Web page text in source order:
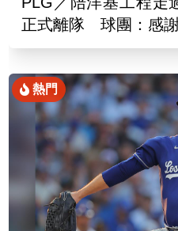
正式離隊 球團：感
熱門